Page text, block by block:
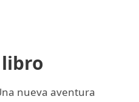
nueva aventura